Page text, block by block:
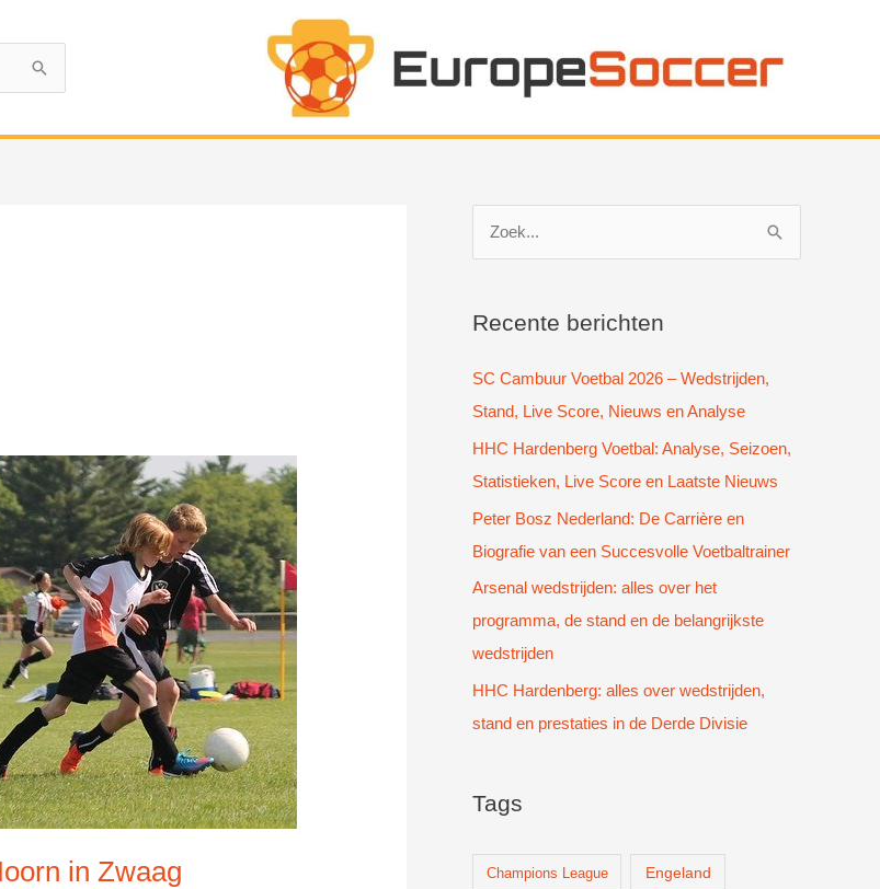
in Zwaag
k
a
a
r
:
Recente berichten
SC Cambuur Voetbal 2026 – Wedstrijden,
Stand, Live Score, Nieuws en Analyse
HHC Hardenberg Voetbal: Analyse, Seizoen,
Statistieken, Live Score en Laatste Nieuws
Peter Bosz Nederland: De Carrière en
Biografie van een Succesvolle Voetbaltrainer
Arsenal wedstrijden: alles over het
programma, de stand en de belangrijkste
wedstrijden
HHC Hardenberg: alles over wedstrijden,
stand en prestaties in de Derde Divisie
Tags
Champions League Engeland